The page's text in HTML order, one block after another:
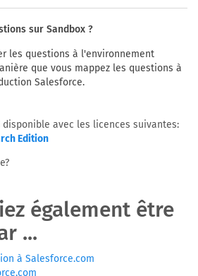
sur Sandbox ?
les questions à l'environnement
que vous mappez les questions à
Salesforce.
avec les licences suivantes:
Edition
également être
...
à Salesforce.com